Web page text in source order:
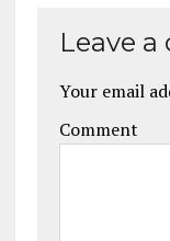
Leave
Your email
Comment